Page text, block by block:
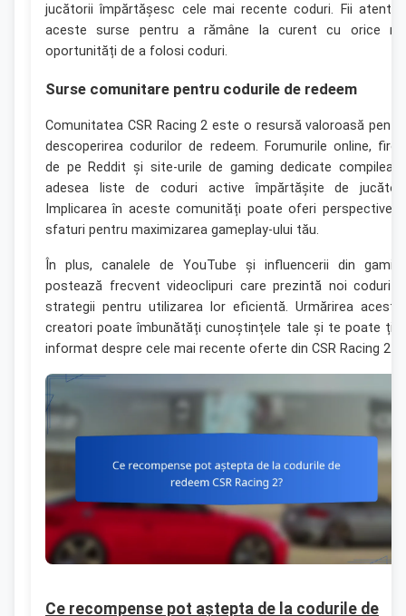
jucătorii împărtășesc cele mai recente coduri. Fii atent
aceste surse pentru a rămâne la curent cu orice
oportunități de a folosi coduri.
Surse comunitare pentru codurile de redeem
Comunitatea CSR Racing 2 este o resursă valoroasă
descoperirea codurilor de redeem. Forumurile online,
de pe Reddit și site-urile de gaming dedicate
adesea liste de coduri active împărtășite de
Implicarea în aceste comunități poate oferi perspective
sfaturi pentru maximizarea gameplay-ului tău.
În plus, canalele de YouTube și influencerii din
postează frecvent videoclipuri care prezintă noi coduri
strategii pentru utilizarea lor eficientă. Urmărirea
creatori poate îmbunătăți cunoștințele tale și te poate
informat despre cele mai recente oferte din CSR Racing 2.
Ce recompense pot aștepta de la codurile de